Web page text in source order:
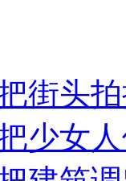
街头
少女